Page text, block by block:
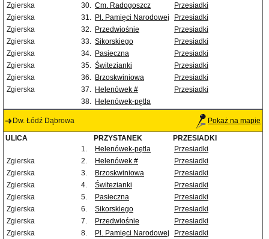
Zgierska
30. Cm. Radogoszcz
Przesiadki
Zgierska
31. Pl. Pamięci Narodowej
Przesiadki
Zgierska
32. Przedwiośnie
Przesiadki
Zgierska
33. Sikorskiego
Przesiadki
Zgierska
34. Pasieczna
Przesiadki
Zgierska
35. Świtezianki
Przesiadki
Zgierska
36. Brzoskwiniowa
Przesiadki
Zgierska
37. Helenówek #
Przesiadki
38. Helenówek-pętla
Dw. Łódź Dąbrowa Pokaż na mapie
ULICA PRZYSTANEK
PRZESIADKI
1.
Helenówek-pętla
Przesiadki
Zgierska
2. Helenówek #
Przesiadki
Zgierska
3. Brzoskwiniowa
Przesiadki
Zgierska
4. Świtezianki
Przesiadki
Zgierska
5. Pasieczna
Przesiadki
Zgierska
6. Sikorskiego
Przesiadki
Zgierska
7. Przedwiośnie
Przesiadki
Zgierska
8. Pl. Pamięci Narodowej
Przesiadki